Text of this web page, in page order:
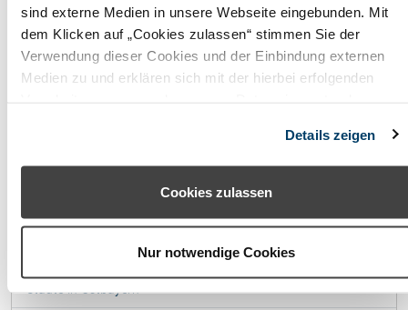
sind externe Medien in unsere Webseite eingebunden. Mit
dem Klicken auf „Cookies zulassen“ stimmen Sie der
Verwendung dieser Cookies und der Einbindung externen
Medien zu und erklären sich mit der hierbei erfolgenden
Cookies“ ohne die Erklärung einer Einwilligung fortfahren. In
diesem Fall werden nur notwendige Cookies verwendet. Sie
können Ihre Einwilligung jederzeit unter den Cookie-
Details zeigen
Cookies zulassen
Nur notwendige Cookies
Pfaffenwinkel
Rhön (Bayern)